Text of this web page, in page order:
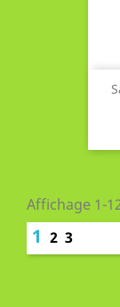
Affichage 1-
1 2 3